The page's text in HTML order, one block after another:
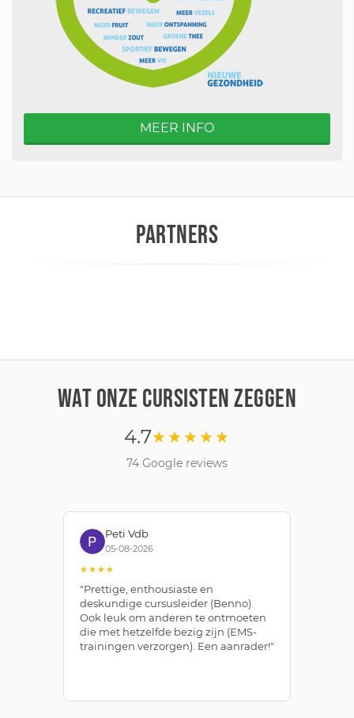
MEER INFO
PARTNERS
WAT ONZE CURSISTEN ZEGGEN
4.7★★★★★
74 Google reviews
Peti Vdb
05-08-2026
★★★★
"Prettige, enthousiaste en
deskundige cursusleider (Benno).
Ook leuk om anderen te ontmoeten
die met hetzelfde bezig zijn (EMS-
trainingen verzorgen). Een aanrader!"